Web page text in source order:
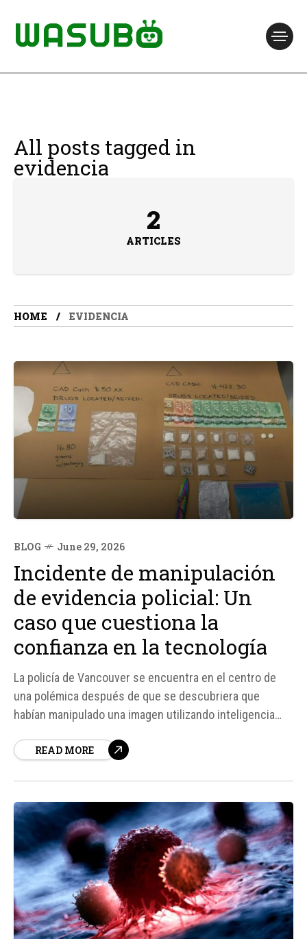
All posts tagged in
evidencia
2
ARTICLES
HOME EVIDENCIA
BLOG June 29, 2026
Incidente de manipulación
de evidencia policial: Un
caso que cuestiona la
confianza en la tecnología
La policía de Vancouver se encuentra en el centro de
una polémica después de que se descubriera que
habían manipulado una imagen utilizando inteligencia
imagen, publicada en una red social, mostraba un botín
READ MORE